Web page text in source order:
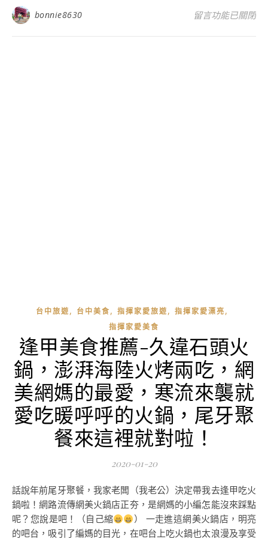
bonnie8630 在〈2020年中友
留言功能已關閉
台中旅遊, 台中美食, 指揮家愛旅遊, 指揮家愛漂亮,
指揮家愛美食
逢甲美食推薦-久違石頭火
鍋，澎湃海陸火烤兩吃，網
美網媽的最愛，寒流來襲就
愛吃暖呼呼的火鍋，尾牙聚
餐來這裡就對啦！
2020-01-20
話說年前尾牙聚餐，我家老闆（我老公）決定帶我去逢甲吃火
鍋啦！網路流傳網美火鍋店正夯，是網媽的小編怎能沒來踩點
呢？您說是吧！（自己縮
） 一走進這網美火鍋店，明亮
的吧台，吸引了編媽的目光，在吧台上吃火鍋也太浪漫及享受